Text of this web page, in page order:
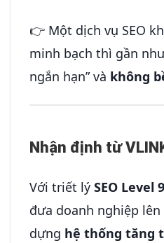
👉 Một dịch vụ SEO
minh bạch thì gần
ngắn hạn” và không
Nhận định từ
Với triết lý SEO Level
đưa doanh nghiệp
dựng hệ thống tăng